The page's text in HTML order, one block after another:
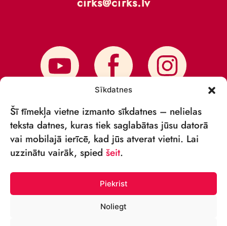
Sīkdatnes
Šī tīmekļa vietne izmanto sīkdatnes – nelielas
teksta datnes, kuras tiek saglabātas jūsu datorā
vai mobilajā ierīcē, kad jūs atverat vietni. Lai
uzzinātu vairāk, spied šeit.
Piekrist
Noliegt
PIESAKIES JAUNUMIEM